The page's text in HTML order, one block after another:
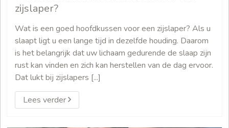
zijslaper?
Wat is een goed hoofdkussen voor een zijslaper? Als u
slaapt ligt u een lange tijd in dezelfde houding. Daarom
is het belangrijk dat uw lichaam gedurende de slaap zijn
rust kan vinden en zich kan herstellen van de dag ervoor.
Dat lukt bij zijslapers [...]
Lees verder